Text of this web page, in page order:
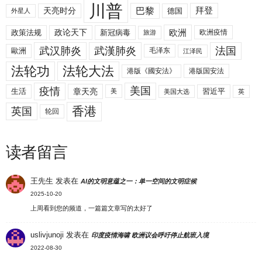
外星人 天亮时分 川普 巴黎 德国 拜登
政策法规 政论天下 新冠病毒 旅游 欧洲 欧洲疫情
歐洲 武汉肺炎 武漢肺炎 毛泽东 江泽民 法国
法轮功 法轮大法 港版《國安法》 港版国安法
生活 疫情 章天亮 美 美国 美国大选 習近平 英
英国 轮回 香港
读者留言
王先生 发表在AI的文明意蕴之一：单一空间的文明症候
2025-10-20
上周看到您的频道，一篇篇文章写的太好了
uslivjunoji 发表在 印度疫情海啸 欧洲议会呼吁停止航班入境
2022-08-30